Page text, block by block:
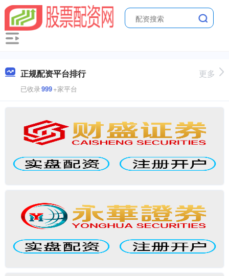
正规配资平台排行
已收录999+家平台
更多